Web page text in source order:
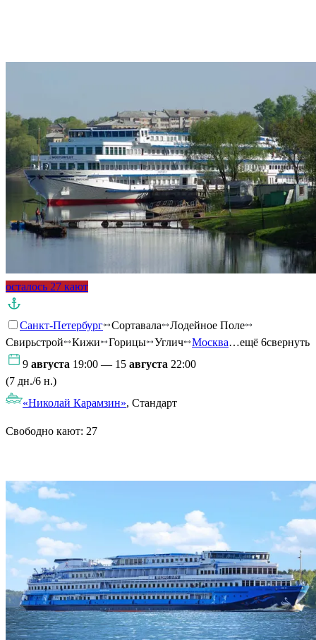
осталось 27 кают
Санкт-Петербург Сортавала
Лодейное Поле
Свирьстрой
Кижи Горицы Углич Москва…ещё 6свернуть
9 августа 19:00 — 15 августа 22:00
(7 дн./6 н.)
«Николай Карамзин», Стандарт
Свободно кают: 27